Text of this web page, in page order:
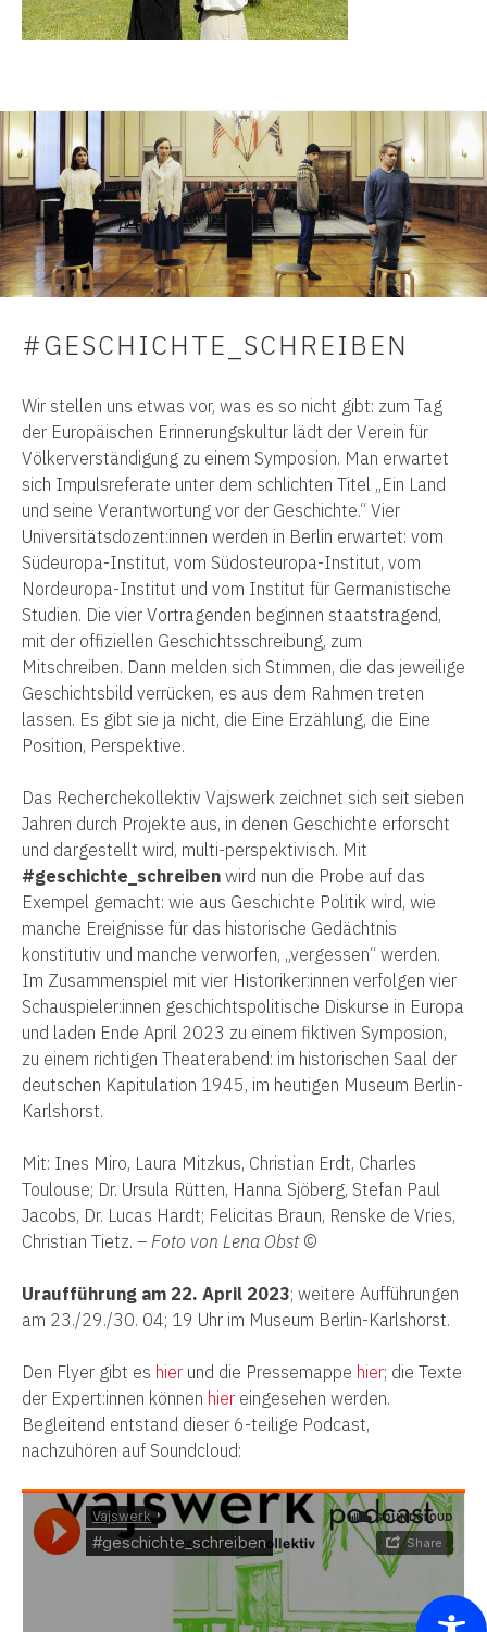
#GESCHICHTE_SCHREIBEN
Wir stellen uns etwas vor, was es so nicht gibt: zum Tag
der Europäischen Erinnerungskultur lädt der Verein für
Völkerverständigung zu einem Symposion. Man erwartet
sich Impulsreferate unter dem schlichten Titel „Ein Land
und seine Verantwortung vor der Geschichte.“ Vier
Universitätsdozent:innen werden in Berlin erwartet: vom
Südeuropa-Institut, vom Südosteuropa-Institut, vom
Nordeuropa-Institut und vom Institut für Germanistische
Studien. Die vier Vortragenden beginnen staatstragend,
mit der offiziellen Geschichtsschreibung, zum
Mitschreiben. Dann melden sich Stimmen, die das jeweilige
Geschichtsbild verrücken, es aus dem Rahmen treten
lassen. Es gibt sie ja nicht, die Eine Erzählung, die Eine
Position, Perspektive.
Das Recherchekollektiv Vajswerk zeichnet sich seit sieben
Jahren durch Projekte aus, in denen Geschichte erforscht
und dargestellt wird, multi-perspektivisch. Mit
#geschichte_schreiben wird nun die Probe auf das
Exempel gemacht: wie aus Geschichte Politik wird, wie
manche Ereignisse für das historische Gedächtnis
konstitutiv und manche verworfen, „vergessen“ werden.
Im Zusammenspiel mit vier Historiker:innen verfolgen vier
Schauspieler:innen geschichtspolitische Diskurse in Europa
und laden Ende April 2023 zu einem fiktiven Symposion,
zu einem richtigen Theaterabend: im historischen Saal der
deutschen Kapitulation 1945, im heutigen Museum Berlin-
Karlshorst.
Mit: Ines Miro, Laura Mitzkus, Christian Erdt, Charles
Toulouse; Dr. Ursula Rütten, Hanna Sjöberg, Stefan Paul
Jacobs, Dr. Lucas Hardt; Felicitas Braun, Renske de Vries,
Christian Tietz. – Foto von Lena Obst©
Uraufführung am 22. April 2023; weitere Aufführungen
am 23./29./30. 04; 19 Uhr im Museum Berlin-Karlshorst.
Den Flyer gibt es hier und die Pressemappe hier; die Texte
der Expert:innen können hier eingesehen werden.
Begleitend entstand dieser 6-teilige Podcast,
nachzuhören auf Soundcloud: